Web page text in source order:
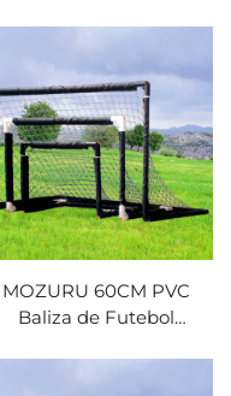
MOZURU 60CM PVC
Baliza de Futebol